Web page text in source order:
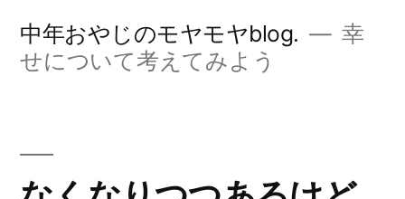
中年おやじのモヤモヤblog.
幸
せについて考えてみよう